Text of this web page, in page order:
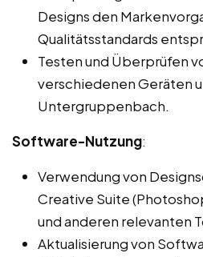
Designs den
Qualitätsstandards
Testen und Überprüfen
verschiedenen Geräten
Untergruppenbach.
Software-Nutzung:
Verwendung von
Creative Suite
und anderen relevanten
Aktualisierung von